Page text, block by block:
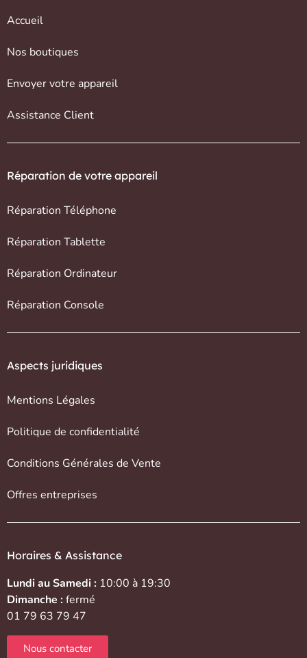
Accueil
Nos boutiques
Envoyer votre appareil
Assistance Client
Réparation de votre appareil
Réparation Téléphone
Réparation Tablette
Réparation Ordinateur
Réparation Console
Aspects juridiques
Mentions Légales
Politique de confidentialité
Conditions Générales de Vente
Offres entreprises
Horaires & Assistance
Lundi au Samedi : 10:00 à 19:30
Dimanche :fermé
01 79 63 79 47
Nous contacter